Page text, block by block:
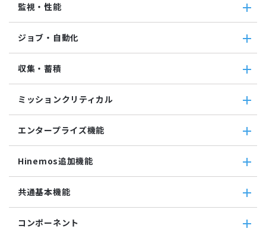
クラウド・VM共通
クラウド管理機能(AWS)
VM管理機能
監視・性能
パケットキャプチャ監視
カスタムトラップ監視
カスタム監視
バイナリファイル監視
収集値統合監視
ログ件数監視
システムログ監視
JMX監視
SQL監視
SNMPTRAP監視
SNMP監視
HTTPシナリオ監視
ジョブ・自動化
ジョブ機能全般について
コマンドジョブ
ファイル転送ジョブ
参照ジョブ
環境構築機能
実行契機
ジョブ連携送信ジョブ
ファイルチェックジョブ
監視ジョブ
承認ジョブ
収集・蓄積
転送
ダウンロード
検索
蓄積
収集
ミッションクリティカル
ミッションクリティカル（Linux）
ミッションクリティカル（Windows）
エンタープライズ機能
インシデント管理連携ツール
Grafana
ユーティリティ機能
レポーティング
ノードマップ
Hinemos追加機能
Hinemosインシデントダッシュボード
メッセージフィルタ
Hinemosセキュリティオプション
共通基本機能
セルフチェック
コンポーネント